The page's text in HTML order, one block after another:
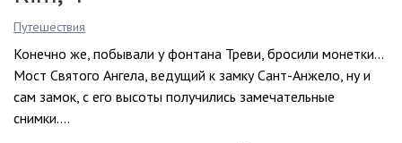
Путешествия
Конечно же, побывали у фонтана Треви, бросили монетки…
Мост Святого Ангела, ведущий к замку Сант-Анжело, ну и
сам замок, с его высоты получились замечательные
снимки....